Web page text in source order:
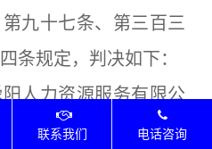
九十七条、第三百三
条规定，判决如下：
力资源服务有限公
（南京）有限公司间
联系我们 电话咨询